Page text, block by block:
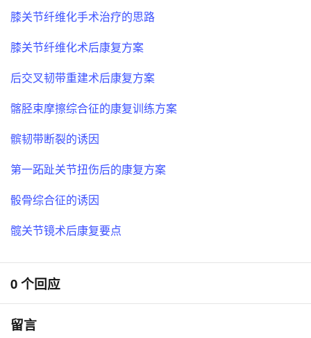
膝关节纤维化手术治疗的思路
膝关节纤维化术后康复方案
后交叉韧带重建术后康复方案
髂胫束摩擦综合征的康复训练方案
髌韧带断裂的诱因
第一跖趾关节扭伤后的康复方案
骰骨综合征的诱因
髋关节镜术后康复要点
0 个回应
留言